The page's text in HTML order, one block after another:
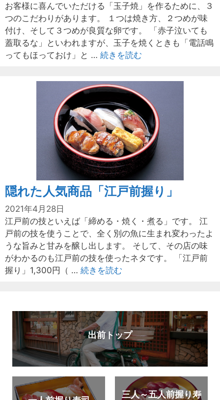
お客様に喜んでいただける「玉子焼」を作るために、３
つのこだわりがあります。 １つは焼き方、２つめが味
付け、そして３つめが良質な卵です。 「赤子泣いても
蓋取るな」といわれますが、玉子を焼くときも「電話鳴
ってもほっておけ」と … 続きを読む
隠れた人気商品「江戸前握り」
2021年4月28日
江戸前の技といえば「締める・焼く・煮る」です。 江
戸前の技を使うことで、全く別の魚に生まれ変わったよ
うな旨みと甘みを醸し出します。 そして、その店の味
がわかるのも江戸前の技を使ったネタです。 「江戸前
握り」1,300円（ … 続きを読む
出前トップ
三人～五人前握り寿